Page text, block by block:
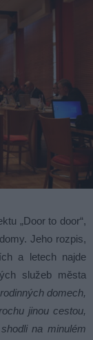
„Door to door“,
Jeho rozpis,
a letech najde
služeb města
domech,
jinou cestou,
na minulém